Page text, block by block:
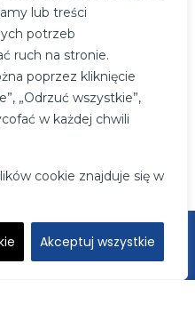
lub treści
potrzeb
ruch na stronie.
poprzez kliknięcie
„Odrzuć wszystkie”,
w każdej chwili
cookie znajduje się w
Akceptuj wszystkie